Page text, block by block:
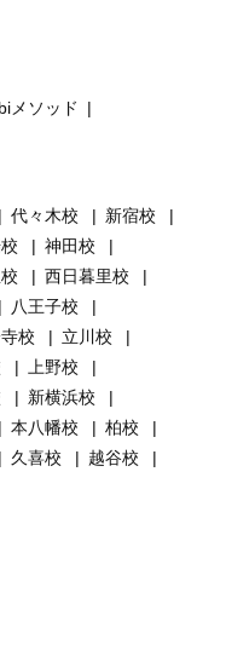
メソッド
代々木校
新宿校
神田校
西日暮里校
八王子校
校
立川校
上野校
新横浜校
本八幡校
柏校
久喜校
越谷校